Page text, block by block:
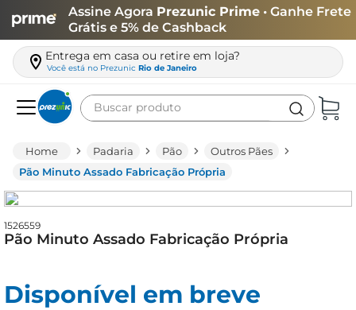
Assine Agora Prezunic Prime • Ganhe Frete
Grátis e 5% de Cashback
Entrega em casa ou retire em loja?
Você está no Prezunic Rio de Janeiro
Buscar produto
Padaria Pão
Outros Pães
Pão Minuto Assado Fabricação Própria
1526559
Pão Minuto Assado Fabricação Própria
Disponível em breve
leite
queijo
biscoito